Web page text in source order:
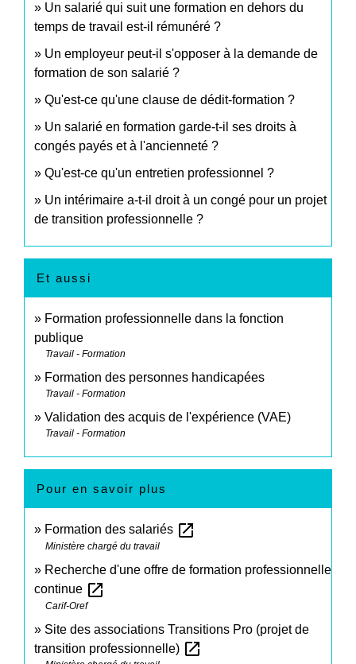
Un salarié qui suit une formation en dehors du
temps de travail est-il rémunéré ?
Un employeur peut-il s'opposer à la demande de
formation de son salarié ?
Qu'est-ce qu'une clause de dédit-formation ?
Un salarié en formation garde-t-il ses droits à
congés payés et à l'ancienneté ?
Qu'est-ce qu'un entretien professionnel ?
Un intérimaire a-t-il droit à un congé pour un projet
de transition professionnelle ?
Et aussi
Formation professionnelle dans la fonction
publique
Travail - Formation
Formation des personnes handicapées
Travail - Formation
Validation des acquis de l'expérience (VAE)
Travail - Formation
Pour en savoir plus
Formation des salariés open_in_new
Ministère chargé du travail
Recherche d'une offre de formation professionnelle
continue open_in_new
Carif-Oref
Site des associations Transitions Pro (projet de
transition professionnelle) open_in_new